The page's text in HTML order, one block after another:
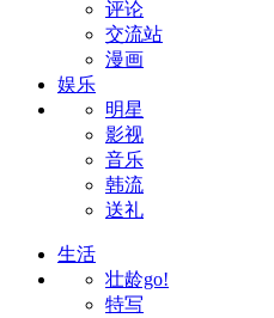
评论
交流站
漫画
娱乐
明星
影视
音乐
韩流
送礼
生活
壮龄go!
特写